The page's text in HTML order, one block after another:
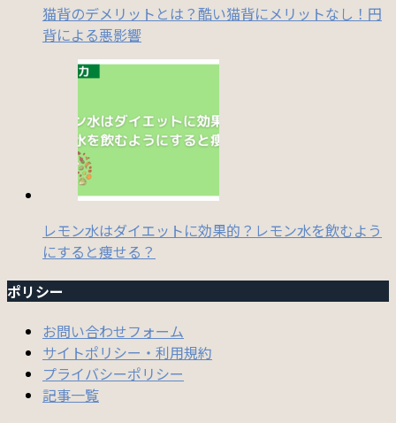
猫背のデメリットとは？酷い猫背にメリットなし！円
背による悪影響
レモン水はダイエットに効果的？レモン水を飲むよう
にすると痩せる？
ポリシー
お問い合わせフォーム
サイトポリシー・利用規約
プライバシーポリシー
記事一覧